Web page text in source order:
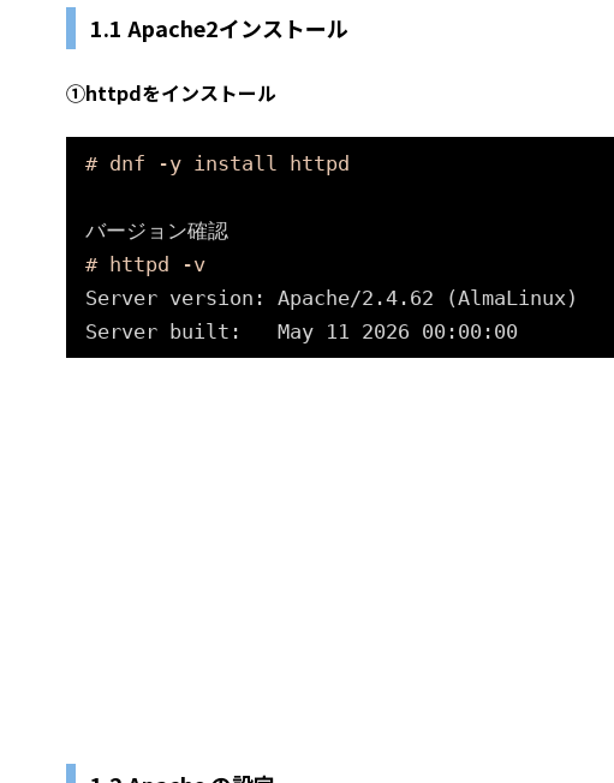
1.1 Apache2インストール
①httpdをインストール
# dnf -y install httpd
バージョン確認
# httpd -v
Server version: Apache/2 .4.62 (AlmaLinux)
Server built:   May 11 2026 00:00:00